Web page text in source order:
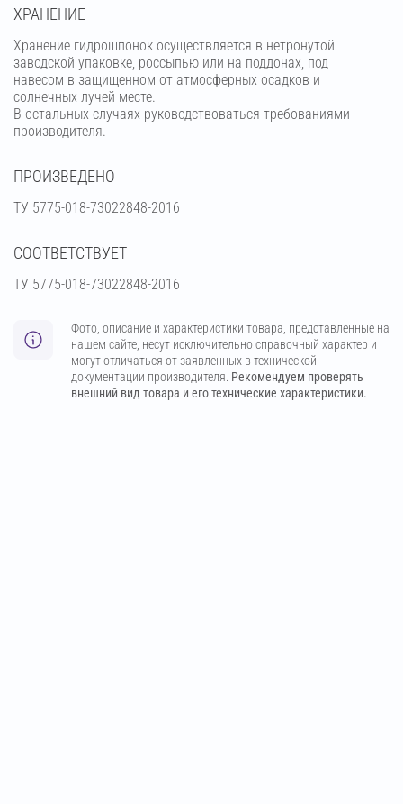
ХРАНЕНИЕ
Хранение гидрошпонок осуществляется в нетронутой
заводской упаковке, россыпью или на поддонах, под
навесом в защищенном от атмосферных осадков и
солнечных лучей месте.
В остальных случаях руководствоваться требованиями
производителя.
ПРОИЗВЕДЕНО
ТУ 5775-018-73022848-2016
СООТВЕТСТВУЕТ
ТУ 5775-018-73022848-2016
Фото, описание и характеристики товара, представленные на
нашем сайте, несут исключительно справочный характер и
могут отличаться от заявленных в технической
документации производителя. Рекомендуем проверять
внешний вид товара и его технические характеристики.